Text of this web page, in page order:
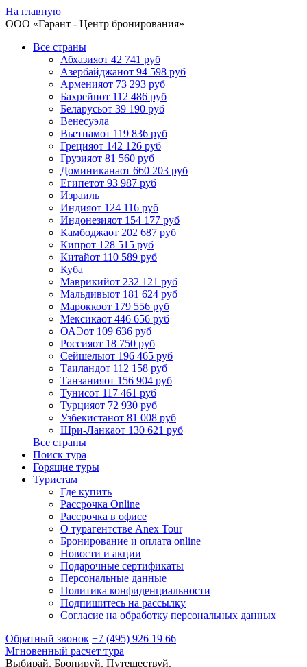
На главную
ООО «Гарант - Центр бронирования»
Все страны
Абхазияот 42 741 руб
Азербайджанот 94 598 руб
Арменияот 73 293 руб
Бахрейнот 112 486 руб
Беларусьот 39 190 руб
Венесуэла
Вьетнамот 119 836 руб
Грецияот 142 126 руб
Грузияот 81 560 руб
Доминиканаот 660 203 руб
Египетот 93 987 руб
Израиль
Индияот 124 116 руб
Индонезияот 154 177 руб
Камбоджаот 202 687 руб
Кипрот 128 515 руб
Китайот 110 589 руб
Куба
Маврикийот 232 121 руб
Мальдивыот 181 624 руб
Мароккоот 179 556 руб
Мексикаот 446 656 руб
ОАЭот 109 636 руб
Россияот 18 750 руб
Сейшелыот 196 465 руб
Таиландот 112 158 руб
Танзанияот 156 904 руб
Тунисот 117 461 руб
Турцияот 72 930 руб
Узбекистанот 81 008 руб
Шри-Ланкаот 130 621 руб
Все страны
Поиск тура
Горящие туры
Туристам
Где купить
Рассрочка Online
Рассрочка в офисе
О турагентстве Anex Tour
Бронирование и оплата online
Новости и акции
Подарочные сертификаты
Персональные данные
Политика конфиденциальности
Подпишитесь на рассылку
Согласие на обработку персональных данных
Обратный звонок +7 (495) 926 19 66
Мгновенный расчет тура
Выбирай. Бронируй. Путешествуй.